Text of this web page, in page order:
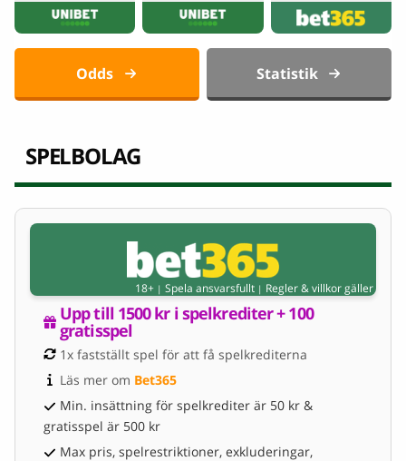
Odds Statistik
SPELBOLAG
18+ | Spela ansvarsfullt | Regler & villkor gäller
Upp till 1500 kr i spelkrediter + 100
gratisspel
1x fastställt spel för att få spelkrediterna
Läs mer om Bet365
Min. insättning för spelkrediter är 50 kr &
gratisspel är 500 kr
Max pris, spelrestriktioner, exkluderingar,